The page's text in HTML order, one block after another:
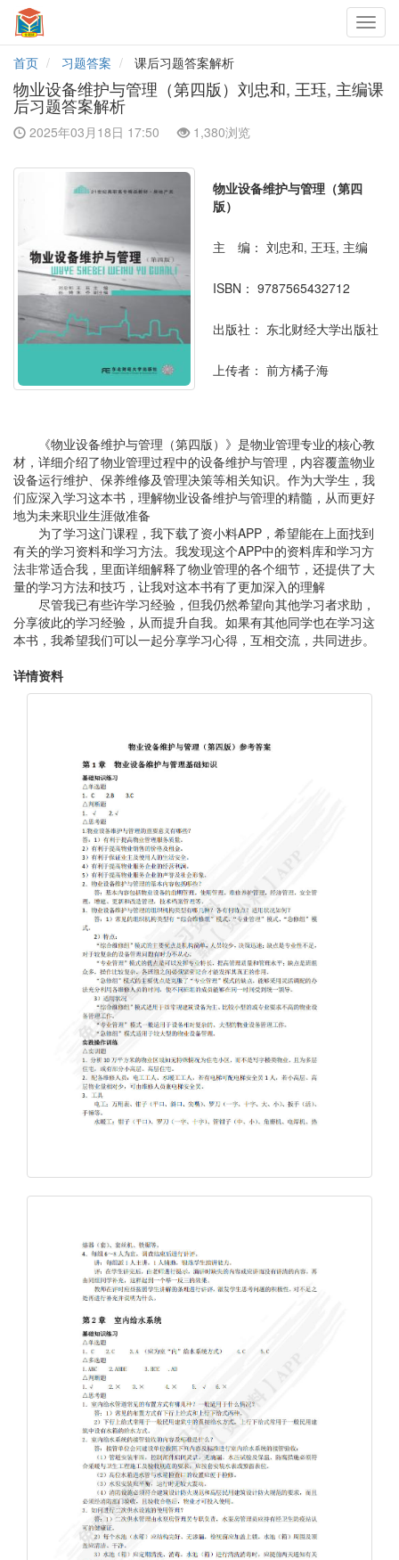
首页
习题答案 课后习题答案解析
物业设备维护与管理（第四版）刘忠和, 王珏, 主编课
后习题答案解析
2025年03月18日 17:50 1,380浏览
物业设备维护与管理（第四
版）
主 编： 刘忠和, 王珏, 主编
ISBN： 9787565432712
出版社： 东北财经大学出版社
上传者： 前方橘子海
《物业设备维护与管理（第四版）》是物业管理专业的核心教
材，详细介绍了物业管理过程中的设备维护与管理，内容覆盖物业
设备运行维护、保养维修及管理决策等相关知识。作为大学生，我
们应深入学习这本书，理解物业设备维护与管理的精髓，从而更好
地为未来职业生涯做准备
为了学习这门课程，我下载了资小料APP，希望能在上面找到
有关的学习资料和学习方法。我发现这个APP中的资料库和学习方
法非常适合我，里面详细解释了物业管理的各个细节，还提供了大
量的学习方法和技巧，让我对这本书有了更加深入的理解
尽管我已有些许学习经验，但我仍然希望向其他学习者求助，
分享彼此的学习经验，从而提升自我。如果有其他同学也在学习这
本书，我希望我们可以一起分享学习心得，互相交流，共同进步。
详情资料